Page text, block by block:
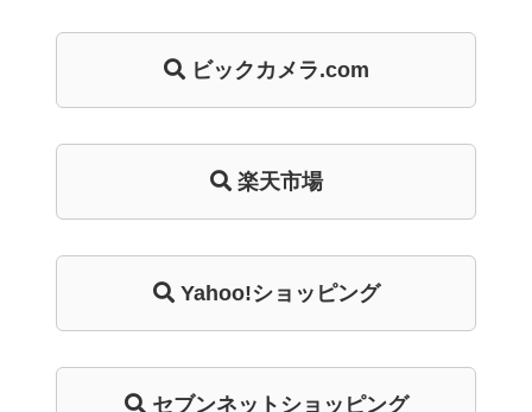
ビックカメラ.com
楽天市場
Yahoo!ショッピング
セブンネットショッピング